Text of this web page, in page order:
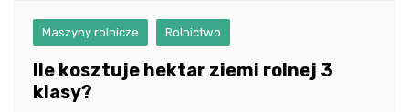
Maszyny rolnicze Rolnictwo
Ile kosztuje hektar ziemi rolnej 3
klasy?